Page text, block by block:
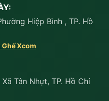
Hiệp Bình , TP. Hồ
Xcom
Tân Nhựt, TP. Hồ Chí